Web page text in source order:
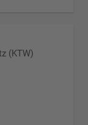
(KTW)